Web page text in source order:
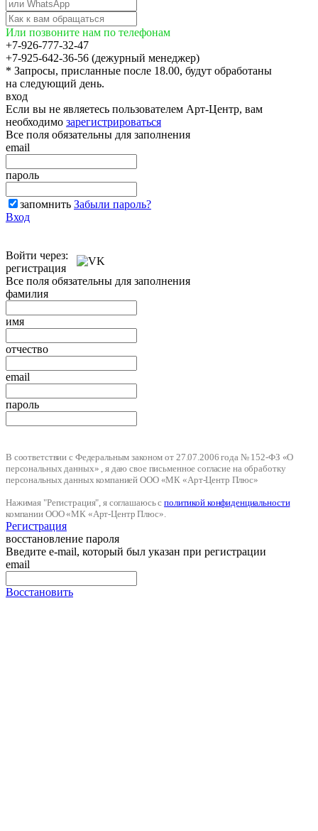
Или позвоните нам по телефонам
+7-926-777-32-47
+7-925-642-36-56 (дежурный менеджер)
* Запросы, присланные после 18.00, будут обработаны
на следующий день.
вход
Если вы не являетесь пользователем Арт-Центр, вам
необходимо зарегистрироваться
Все поля обязательны для заполнения
email
пароль
запомнить Забыли пароль?
Вход
Войти через:
регистрация
Все поля обязательны для заполнения
фамилия
имя
отчество
email
пароль
В соответствии с Федеральным законом от 27.07.2006 года № 152-ФЗ «О
персональных данных» , я даю свое письменное согласие на обработку
персональных данных компанией ООО «МК «Арт-Центр Плюс»
Нажимая "Регистрация", я соглашаюсь сполитикой конфиденциальности
компании ООО «МК «Арт-Центр Плюс».
Регистрация
восстановление пароля
Введите e-mail, который был указан при регистрации
email
Восстановить